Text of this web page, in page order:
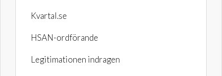
Kvartal.se
HSAN-ordförande
Legitimationen indragen